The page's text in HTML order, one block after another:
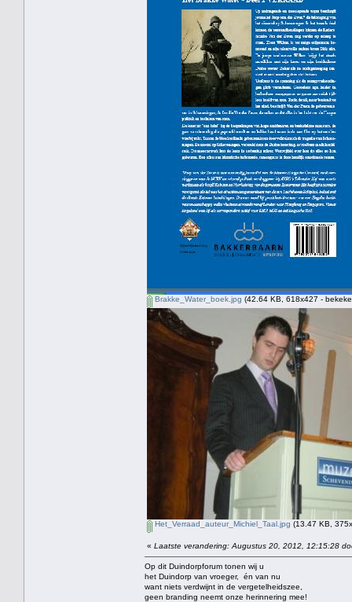
Brakke_Water_boek.jpg (42.64 KB, 618x427 -
Het_Verraad_auteur_Michiel_Taal.jpg (13.47 KB,
« Laatste verandering: Augustus 20, 2012, 12:15:28
Op dit Duindorpforum tonen wij u
het Duindorp van vroeger, én van nu
want niets verdwijnt in de vergetelheidszee,
geen branding neemt onze herinnering mee!